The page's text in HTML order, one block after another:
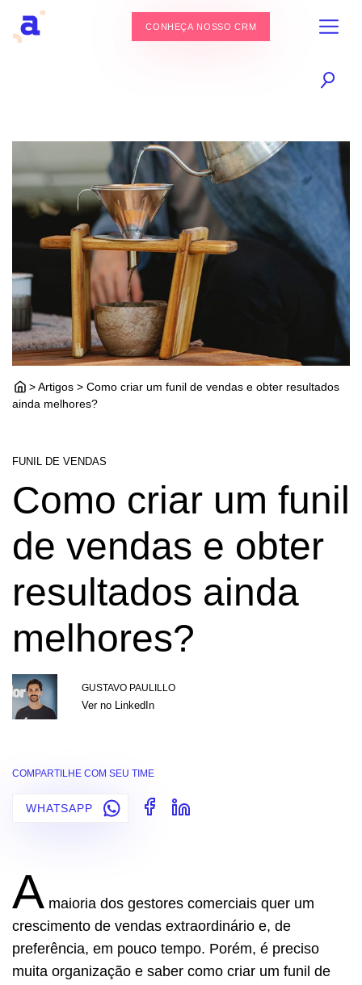
CONHEÇA NOSSO CRM
> Artigos > Como criar um funil de vendas e obter resultados
ainda melhores?
FUNIL DE VENDAS
Como criar um funil
de vendas e obter
resultados ainda
melhores?
GUSTAVO PAULILLO
Ver no LinkedIn
COMPARTILHE COM SEU TIME
WHATSAPP
A maioria dos gestores comerciais quer um
crescimento de vendas extraordinário e, de
preferência, em pouco tempo. Porém, é preciso
muita organização e saber como criar um funil de